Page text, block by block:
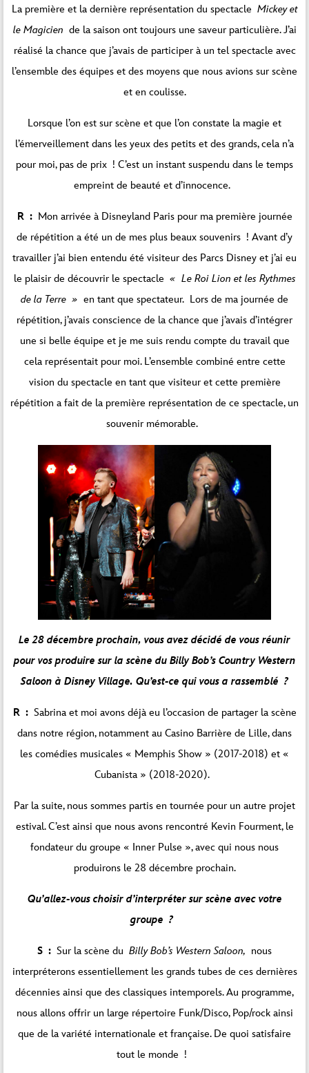
La première et la dernière représentation du spectacle Mickey et
le Magicien de la saison ont toujours une saveur particulière. J’ai
réalisé la chance que j’avais de participer à un tel spectacle avec
l’ensemble des équipes et des moyens que nous avions sur scène
et en coulisse.
Lorsque l’on est sur scène et que l’on constate la magie et
l’émerveillement dans les yeux des petits et des grands, cela n’a
pour moi, pas de prix ! C’est un instant suspendu dans le temps
empreint de beauté et d’innocence.
R :Mon arrivée à Disneyland Paris pour ma première journée
de répétition a été un de mes plus beaux souvenirs ! Avant d’y
travailler j’ai bien entendu été visiteur des Parcs Disney et j’ai eu
le plaisir de découvrir le spectacle « Le Roi Lion et les Rythmes
de la Terre » en tant que spectateur. Lors de ma journée de
répétition, j’avais conscience de la chance que j’avais d’intégrer
une si belle équipe et je me suis rendu compte du travail que
cela représentait pour moi. L’ensemble combiné entre cette
vision du spectacle en tant que visiteur et cette première
répétition a fait de la première représentation de ce spectacle, un
souvenir mémorable.
Le 28 décembre prochain, vous avez décidé de vous réunir
pour vos produire sur la scène du Billy Bob’s Country Western
Saloon à Disney Village. Qu’est-ce qui vous a rassemblé ?
R :Sabrina et moi avons déjà eu l’occasion de partager la scène
dans notre région, notamment au Casino Barrière de Lille, dans
les comédies musicales « Memphis Show » (2017-2018) et «
Cubanista » (2018-2020).
Par la suite, nous sommes partis en tournée pour un autre projet
estival. C’est ainsi que nous avons rencontré Kevin Fourment, le
fondateur du groupe « Inner Pulse », avec qui nous nous
produirons le 28 décembre prochain.
Qu’allez-vous choisir d’interpréter sur scène avec votre
groupe ?
S : Sur la scène du Billy Bob’s Western Saloon, nous
interpréterons essentiellement les grands tubes de ces dernières
décennies ainsi que des classiques intemporels. Au programme,
nous allons offrir un large répertoire Funk/Disco, Pop/rock ainsi
que de la variété internationale et française. De quoi satisfaire
tout le monde !